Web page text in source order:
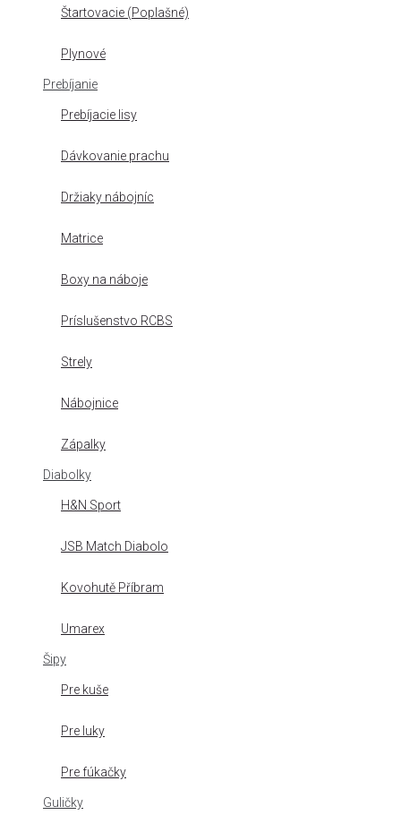
Štartovacie (Poplašné)
Plynové
Prebíjanie
Prebíjacie lisy
Dávkovanie prachu
Držiaky nábojníc
Matrice
Boxy na náboje
Príslušenstvo RCBS
Strely
Nábojnice
Zápalky
Diabolky
H&N Sport
JSB Match Diabolo
Kovohutě Příbram
Umarex
Šipy
Pre kuše
Pre luky
Pre fúkačky
Guličky